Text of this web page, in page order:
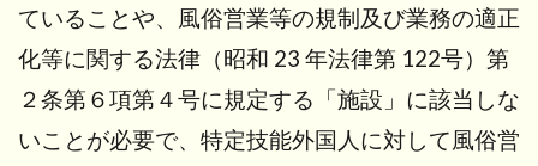
ていることや、風俗営業等の規制及び業務の適正
化等に関する法律（昭和 23 年法律第 122号）第
２条第６項第４号に規定する「施設」に該当しな
いことが必要で、特定技能外国人に対して風俗営